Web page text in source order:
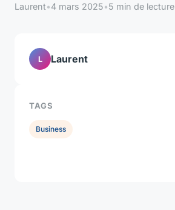
Laurent•4 mars 2025•5 min de lecture
L Laurent
TAGS
Business